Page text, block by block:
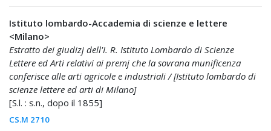
Istituto lombardo-Accademia di scienze e lettere
<Milano>
Estratto dei giudizj dell'I. R. Istituto Lombardo di Scienze
Lettere ed Arti relativi ai premj che la sovrana munificenza
conferisce alle arti agricole e industriali / [Istituto lombardo di
scienze lettere ed arti di Milano]
[S.l. : s.n., dopo il 1855]
CS.M 2710